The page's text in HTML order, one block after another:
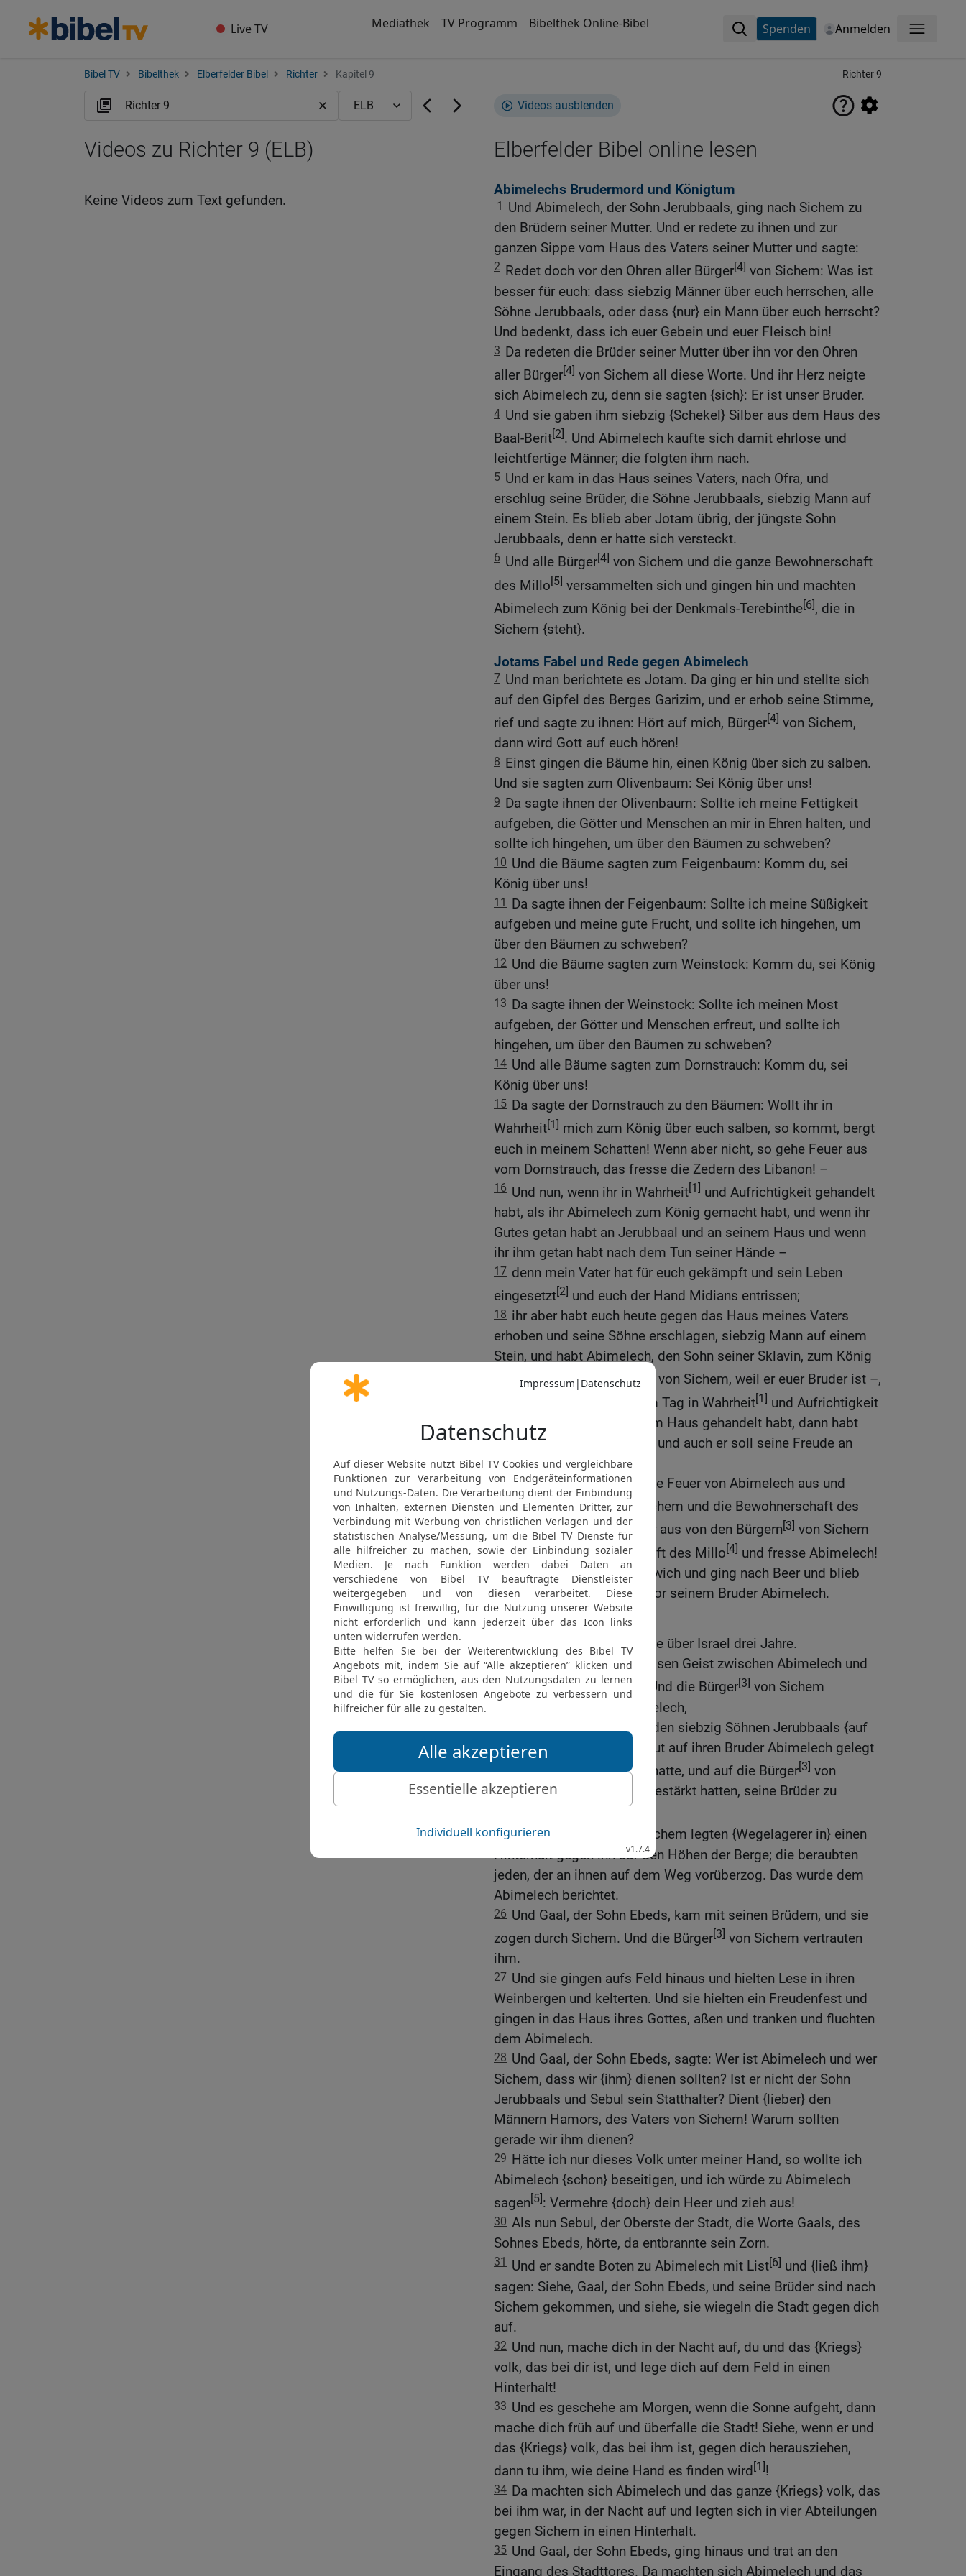
Live TV Mediathek TV Programm Bibelthek Online-Bibel Spenden Anmelden Menü
Bibel TV Bibelthek Elberfelder Bibel Richter Kapitel 9 Richter 9
Videos ausblenden
Elberfelder Bibel online lesen
Abimelechs Brudermord und Königtum
1
Und Abimelech, der Sohn Jerubbaals, ging nach Sichem zu
den Brüdern seiner Mutter. Und er redete zu ihnen und zur
ganzen Sippe vom Haus des Vaters seiner Mutter und sagte:
2 Redet doch vor den Ohren aller Bürger[4] von Sichem: Was ist
besser für euch: dass siebzig Männer über euch herrschen, alle
Söhne Jerubbaals, oder dass {nur} ein Mann über euch herrscht?
Und bedenkt, dass ich euer Gebein und euer Fleisch bin!
3 Da redeten die Brüder seiner Mutter über ihn vor den Ohren
aller Bürger[4] von Sichem all diese Worte. Und ihr Herz neigte
sich Abimelech zu, denn sie sagten {sich}: Er ist unser Bruder.
4 Und sie gaben ihm siebzig {Schekel} Silber aus dem Haus des
Baal-Berit[2]. Und Abimelech kaufte sich damit ehrlose und
leichtfertige Männer; die folgten ihm nach.
5 Und er kam in das Haus seines Vaters, nach Ofra, und
erschlug seine Brüder, die Söhne Jerubbaals, siebzig Mann auf
einem Stein. Es blieb aber Jotam übrig, der jüngste Sohn
Jerubbaals, denn er hatte sich versteckt.
6 Und alle Bürger[4] von Sichem und die ganze Bewohnerschaft
des Millo[5] versammelten sich und gingen hin und machten
Abimelech zum König bei der Denkmals-Terebinthe[6], die in
Sichem {steht}.
Jotams Fabel und Rede gegen Abimelech
7 Und man berichtete es Jotam. Da ging er hin und stellte sich
auf den Gipfel des Berges Garizim, und er erhob seine Stimme,
rief und sagte zu ihnen: Hört auf mich, Bürger[4] von Sichem,
dann wird Gott auf euch hören!
8 Einst gingen die Bäume hin, einen König über sich zu salben.
Und sie sagten zum Olivenbaum: Sei König über uns!
9 Da sagte ihnen der Olivenbaum: Sollte ich meine Fettigkeit
aufgeben, die Götter und Menschen an mir in Ehren halten, und
sollte ich hingehen, um über den Bäumen zu schweben?
10 Und die Bäume sagten zum Feigenbaum: Komm du, sei
König über uns!
11 Da sagte ihnen der Feigenbaum: Sollte ich meine Süßigkeit
aufgeben und meine gute Frucht, und sollte ich hingehen, um
über den Bäumen zu schweben?
12 Und die Bäume sagten zum Weinstock: Komm du, sei König
über uns!
13 Da sagte ihnen der Weinstock: Sollte ich meinen Most
aufgeben, der Götter und Menschen erfreut, und sollte ich
hingehen, um über den Bäumen zu schweben?
14 Und alle Bäume sagten zum Dornstrauch: Komm du, sei
König über uns!
15 Da sagte der Dornstrauch zu den Bäumen: Wollt ihr in
Wahrheit[1] mich zum König über euch salben, so kommt, bergt
euch in meinem Schatten! Wenn aber nicht, so gehe Feuer aus
vom Dornstrauch, das fresse die Zedern des Libanon! –
16 Und nun, wenn ihr in Wahrheit[1] und Aufrichtigkeit gehandelt
habt, als ihr Abimelech zum König gemacht habt, und wenn ihr
Gutes getan habt an Jerubbaal und an seinem Haus und wenn
ihr ihm getan habt nach dem Tun seiner Hände –
17 denn mein Vater hat für euch gekämpft und sein Leben
eingesetzt[2] und euch der Hand Midians entrissen;
18 ihr aber habt euch heute gegen das Haus meines Vaters
erhoben und seine Söhne erschlagen, siebzig Mann auf einem
Stein, und habt Abimelech, den Sohn seiner Sklavin, zum König
gemacht über die Bürger
von Sichem, weil er euer Bruder ist –,
wenn ihr also an diesem Tag in Wahrheit[1] und Aufrichtigkeit
an Jerubbaal und an seinem Haus gehandelt habt, dann habt
eure Freude an Abimelech, und auch er soll seine Freude an
euch haben!
20
Wenn aber nicht, so gehe Feuer von Abimelech aus und
fresse die Bürger[3]von Sichem und die Bewohnerschaft des
Millo[4]! Und es gehe Feuer aus von den Bürgern[3] von Sichem
und von der Bewohnerschaft des Millo[4] und fresse Abimelech!
21 Und Jotam floh und entwich und ging nach Beer und blieb
dort wohnen {aus Furcht} vor seinem Bruder Abimelech.
Abimelechs Ende
Und Abimelech herrschte über Israel drei Jahre.
23 Da sandte Gott einen bösen Geist zwischen Abimelech und
die Bürger[3]von Sichem. Und die Bürger[3] von Sichem
handelten treulos an Abimelech,
damit die Gewalttat an den siebzig Söhnen Jerubbaals {auf
ihn} zurückkäme und ihr Blut auf ihren Bruder Abimelech gelegt
würde, der sie erschlagen hatte, und auf die Bürger[3] von
Sichem, die seine Hände gestärkt hatten, seine Brüder zu
erschlagen.
25 Und die Bürger
von Sichem legten {Wegelagerer in} einen
Hinterhalt gegen ihn auf den Höhen der Berge; die beraubten
jeden, der an ihnen auf dem Weg vorüberzog. Das wurde dem
Abimelech berichtet.
26 Und Gaal, der Sohn Ebeds, kam mit seinen Brüdern, und sie
zogen durch Sichem. Und die Bürger[3] von Sichem vertrauten
ihm.
27 Und sie gingen aufs Feld hinaus und hielten Lese in ihren
Weinbergen und kelterten. Und sie hielten ein Freudenfest und
gingen in das Haus ihres Gottes, aßen und tranken und fluchten
dem Abimelech.
28 Und Gaal, der Sohn Ebeds, sagte: Wer ist Abimelech und wer
Sichem, dass wir {ihm} dienen sollten? Ist er nicht der Sohn
Jerubbaals und Sebul sein Statthalter? Dient {lieber} den
Männern Hamors, des Vaters von Sichem! Warum sollten
gerade wir ihm dienen?
29 Hätte ich nur dieses Volk unter meiner Hand, so wollte ich
Abimelech {schon} beseitigen, und ich würde zu Abimelech
sagen[5]: Vermehre {doch} dein Heer und zieh aus!
30 Als nun Sebul, der Oberste der Stadt, die Worte Gaals, des
Sohnes Ebeds, hörte, da entbrannte sein Zorn.
31 Und er sandte Boten zu Abimelech mit List[6] und {ließ ihm}
sagen: Siehe, Gaal, der Sohn Ebeds, und seine Brüder sind nach
Sichem gekommen, und siehe, sie wiegeln die Stadt gegen dich
auf.
32 Und nun, mache dich in der Nacht auf, du und das {Kriegs}
volk, das bei dir ist, und lege dich auf dem Feld in einen
Hinterhalt!
33 Und es geschehe am Morgen, wenn die Sonne aufgeht, dann
mache dich früh auf und überfalle die Stadt! Siehe, wenn er und
das {Kriegs} volk, das bei ihm ist, gegen dich herausziehen,
dann tu ihm, wie deine Hand es finden wird[1]!
34 Da machten sich Abimelech und das ganze {Kriegs} volk, das
bei ihm war, in der Nacht auf und legten sich in vier Abteilungen
gegen Sichem in einen Hinterhalt.
35 Und Gaal, der Sohn Ebeds, ging hinaus und trat an den
Eingang des Stadttores. Da machten sich Abimelech und das
Videos zu Richter 9 (ELB)
Keine Videos zum Text gefunden.